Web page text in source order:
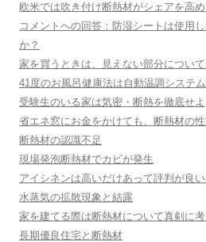
欧米では吹き付け断熱材がシェアを高
コメントへの回答：防湿シートは使用
か？
家を買うときは、見えない部分につい
41度のお風呂健康法は自動温調システ
受験生のいる家は気密・断熱を徹底せよ
省エネ窓にお金をかけても、断熱材の
断熱材の認識不足
現場発泡断熱材でカビが発生
アイシネンは高いだけあって評判が良い
水蒸気の拡散現象と結露
家を建てる際は断熱材について真剣に
長期優良住宅と断熱材